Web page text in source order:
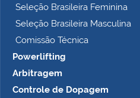
Seleção Brasileira Feminina
Seleção Brasileira Masculina
Comissão Técnica
Powerlifting
Arbitragem
Controle de Dopagem